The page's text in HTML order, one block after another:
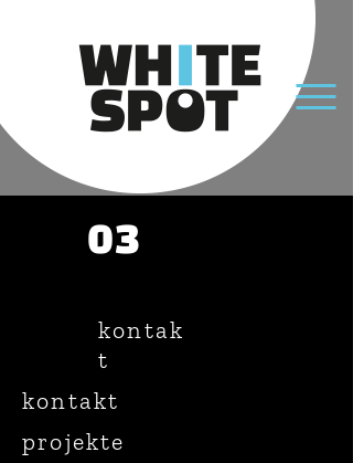
03
kontak
t
kontakt
projekte